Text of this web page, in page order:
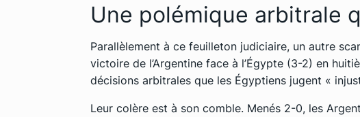
Une polémique arbitrale
Parallèlement à ce feuilleton judiciaire, un autre
victoire de l’Argentine face à l’Égypte (3-2) en
décisions arbitrales que les Égyptiens jugent «
Leur colère est à son comble. Menés 2-0, les